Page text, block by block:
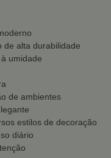
de alta durabilidade
umidade
de ambientes
estilos de decoração
diário